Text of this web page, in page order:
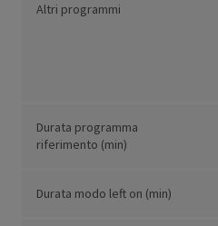
Altri programmi
Durata programma
riferimento (min)
Durata modo left on (min)